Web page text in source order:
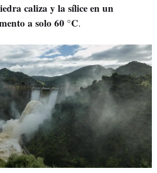
caliza y la sílice en un
a solo 60 °C.